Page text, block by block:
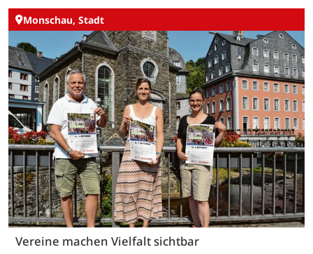
Monschau, Stadt
Vereine machen Vielfalt sichtbar